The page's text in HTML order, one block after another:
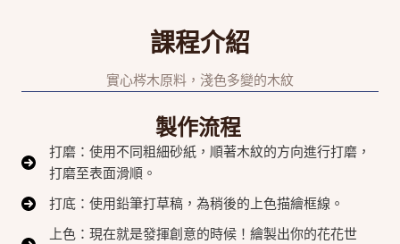
課程介紹
實心梣木原料，淺色多變的木紋
製作流程
打磨：使用不同粗細砂紙，順著木紋的方向進行打磨，
打磨至表面滑順。
打底：使用鉛筆打草稿，為稍後的上色描繪框線。
上色：現在就是發揮創意的時候！繪製出你的花花世